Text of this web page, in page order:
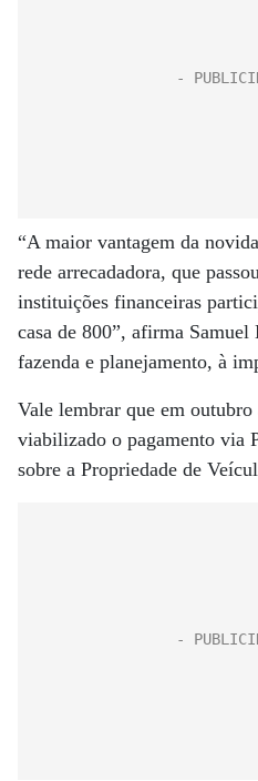
“A maior vantagem da
rede arrecadadora, que
instituições financeiras
casa de 800”, afirma
fazenda e planejamento, à
Vale lembrar que em outubro
viabilizado o pagamento via
sobre a Propriedade de